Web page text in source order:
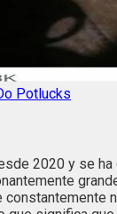
Potlucks
2020 y se ha
constantemente